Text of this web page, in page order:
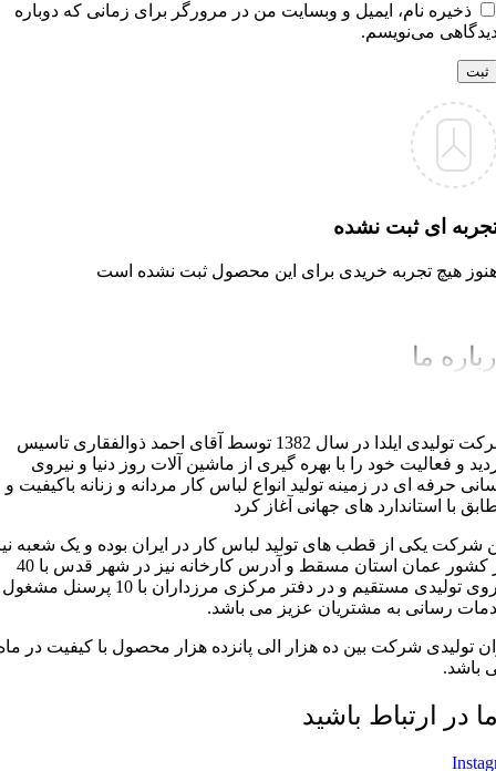
ذخیره نام، ایمیل و وبسایت من در مرورگر برای زمانی که دوباره
می‌نویسم.
ای ثبت نشده
هیچ تجربه خریدی برای این محصول ثبت نشده است
ما
شرکت تولیدی ایلدا در سال 1382 توسط آقای احمد ذوالفقاری تاسیس
و فعالیت خود را با بهره گیری از ماشین آلات روز دنیا و نیروی
حرفه ای در زمینه تولید انواع لباس کار مردانه و زنانه باکیفیت و
با استاندارد های جهانی آغاز کرد
شرکت یکی از قطب های تولید لباس کار در ایران بوده و یک شعبه
در کشور عمان استان مسقط و آدرس کارخانه نیز در شهر قدس با 40
نیروی تولیدی مستقیم و در دفتر مرکزی مرزداران با 10 پرسنل مشغول
رسانی به مشتریان عزیز می باشد.
تولیدی شرکت بین ده هزار الی پانزده هزار محصول با کیفیت در
باشد.
در ارتباط باشید